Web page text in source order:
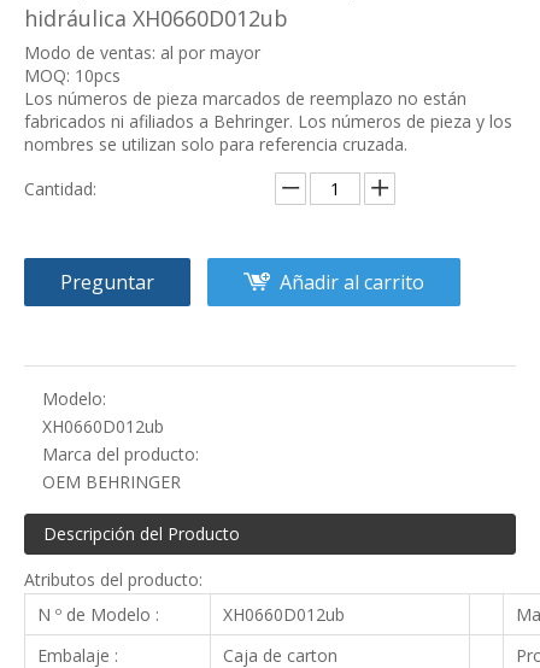
hidráulica XH0660D012ub
Modo de ventas: al por mayor
MOQ: 10pcs
Los números de pieza marcados de reemplazo no están
fabricados ni afiliados a Behringer. Los números de pieza y los
nombres se utilizan solo para referencia cruzada.
Cantidad:
Preguntar Añadir al carrito
Modelo:
XH0660D012ub
Marca del producto:
OEM BEHRINGER
Descripción del Producto
Atributos del producto:
N º de Modelo :
XH0660D012ub
Embalaje :
Caja de carton